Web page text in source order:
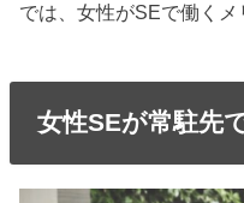
では、女性がSEで働く
女性SEが常駐先